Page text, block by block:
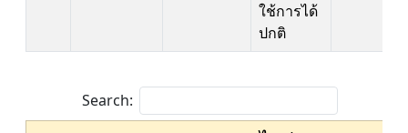
ใช้การได้
ปกติ
Search: